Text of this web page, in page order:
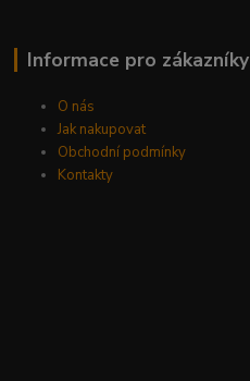
Informace pro zákazníky
O nás
Jak nakupovat
Obchodní podmínky
Kontakty